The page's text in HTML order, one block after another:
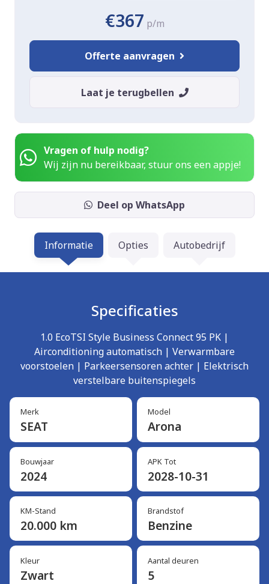
€367 p/m
Offerte aanvragen
Laat je terugbellen
Vragen of hulp nodig?
Wij zijn nu bereikbaar, stuur ons een appje!
Deel op WhatsApp
Informatie Opties Autobedrijf
Specificaties
1.0 EcoTSI Style Business Connect 95 PK |
Airconditioning automatisch | Verwarmbare
voorstoelen | Parkeersensoren achter | Elektrisch
verstelbare buitenspiegels
Merk
SEAT
Model
Arona
Bouwjaar
2024
APK Tot
2028-10-31
KM-Stand
20.000 km
Brandstof
Benzine
Kleur
Zwart
Aantal deuren
5